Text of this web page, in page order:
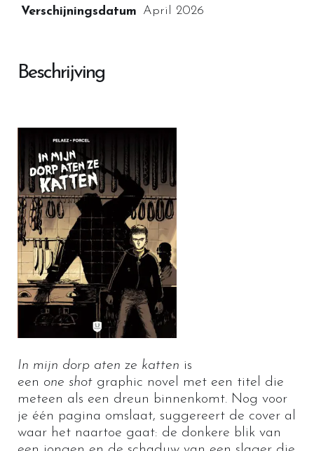
Verschijningsdatum April 2026
Beschrijving
In mijn dorp aten ze katten is
een one shot graphic novel met een titel die
meteen als een dreun binnenkomt. Nog voor
je één pagina omslaat, suggereert de cover al
waar het naartoe gaat: de donkere blik van